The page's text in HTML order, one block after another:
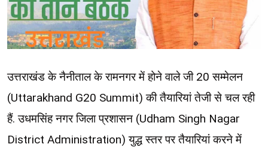
उत्तराखंड के नैनीताल के रामनगर में होने वाले जी 20 सम्मेलन
(Uttarakhand G20 Summit) की तैयारियां तेजी से चल रही
हैं. उधमसिंह नगर जिला प्रशासन (Udham Singh Nagar
District Administration) युद्ध स्तर पर तैयारियां करने में